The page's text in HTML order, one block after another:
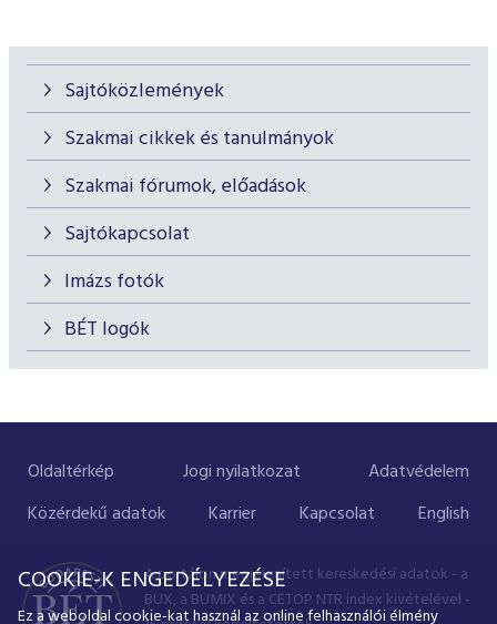
Sajtóközlemények
Szakmai cikkek és tanulmányok
Szakmai fórumok, előadások
Sajtókapcsolat
Imázs fotók
BÉT logók
Oldaltérkép Jogi nyilatkozat
Adatvédelem
Közérdekű adatok
Karrier Kapcsolat English
A portálon megjelenített kereskedési adatok - a
BUX, a BUMIX és a CETOP NTR index kivételével -
COOKIE-K ENGEDÉLYEZÉSE
Ez a weboldal cookie-kat használ az online felhasználói élmény